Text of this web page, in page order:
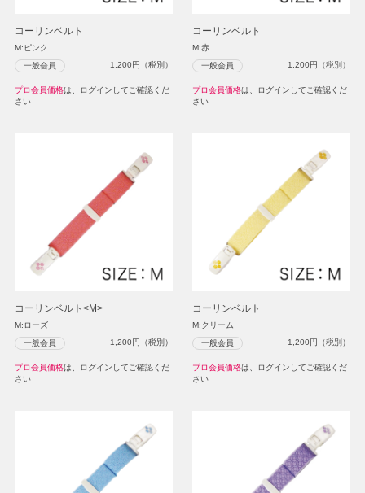
コーリンベルト
M:ピンク
一般会員 1,200円（税別）
プロ会員価格は、ログインしてご確認くだ
さい
コーリンベルト
M:赤
一般会員 1,200円（税別）
プロ会員価格は、ログインしてご確認くだ
さい
コーリンベルト<M>
M:ローズ
一般会員 1,200円（税別）
プロ会員価格は、ログインしてご確認くだ
さい
コーリンベルト
M:クリーム
一般会員 1,200円（税別）
プロ会員価格は、ログインしてご確認くだ
さい